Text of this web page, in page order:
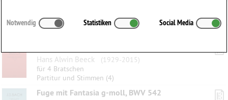
Hans Alwin Beeck
(1929-2015)
für 4 Bratschen
Partitur und Stimmen (4)
Fuge mit Fantasia g-moll, BWV 542
Notwendig Statistiken Social Media